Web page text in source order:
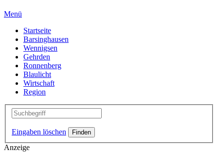
Menü
Startseite
Barsinghausen
Wennigsen
Gehrden
Ronnenberg
Blaulicht
Wirtschaft
Region
Eingaben löschen
Anzeige